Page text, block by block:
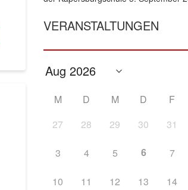
VERANSTALTUNGEN
M D M D F
27
28 29 30 31
3 4 5 6 7
10 11 12 13 14